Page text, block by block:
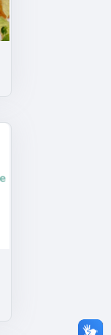
Saúde Mental